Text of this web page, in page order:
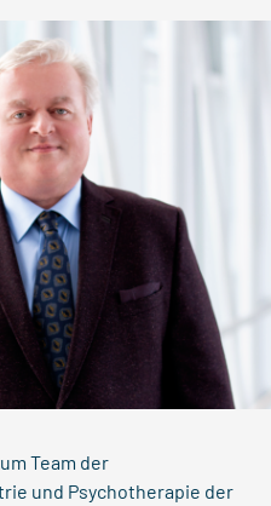
Team der
und Psychotherapie der